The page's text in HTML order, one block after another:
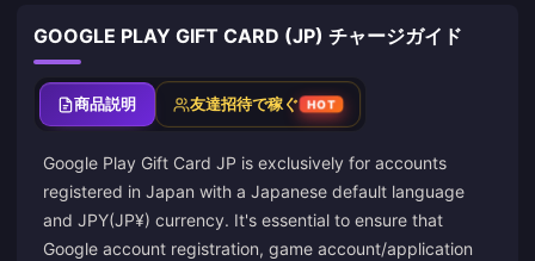
GOOGLE PLAY GIFT CARD (JP) チャージガイド
商品説明 友達招待で稼ぐ HOT
Google Play Gift Card JP is exclusively for accounts
registered in Japan with a Japanese default language
and JPY(JP¥) currency. It's essential to ensure that
Google account registration, game account/application